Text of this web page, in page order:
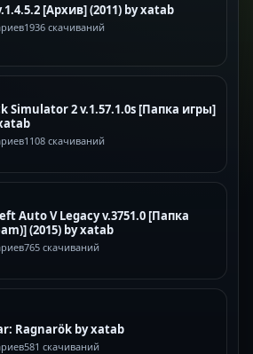
[Архив] (2011) by xatab
1936 скачиваний
Simulator 2 v.1.57.1.0s [Папка игры]
1108 скачиваний
Auto V Legacy v.3751.0 [Папка
(2015) by xatab
765 скачиваний
Ragnarök by xatab
581 скачиваний